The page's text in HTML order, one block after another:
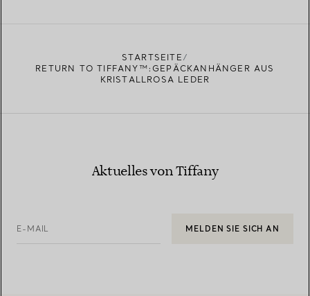
STARTSEITE
RETURN TO TIFFANY™:GEPÄCKANHÄNGER AUS
KRISTALLROSA LEDER
Aktuelles von Tiffany
E-MAIL MELDEN SIE SICH AN